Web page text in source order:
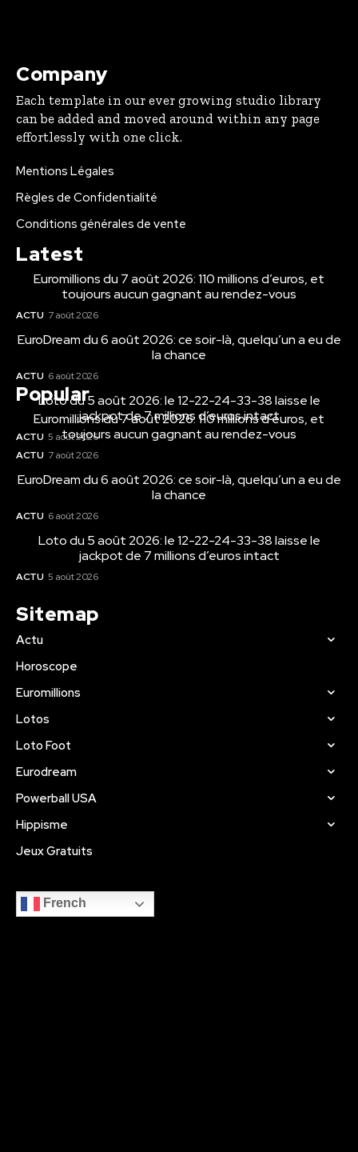
Company
Each template in our ever growing studio library
can be added and moved around within any page
effortlessly with one click.
Mentions Légales
Règles de Confidentialité
Conditions générales de vente
Latest
Euromillions du 7 août 2026: 110 millions d’euros, et
toujours aucun gagnant au rendez-vous
ACTU 7 août 2026
EuroDream du 6 août 2026: ce soir-là, quelqu’un a eu de
la chance
ACTU 6 août 2026
Loto du 5 août 2026: le 12-22-24-33-38 laisse le
jackpot de 7 millions d’euros intact
ACTU 5 août 2026
Popular
Euromillions du 7 août 2026: 110 millions d’euros, et
toujours aucun gagnant au rendez-vous
ACTU 7 août 2026
EuroDream du 6 août 2026: ce soir-là, quelqu’un a eu de
la chance
ACTU 6 août 2026
Loto du 5 août 2026: le 12-22-24-33-38 laisse le
jackpot de 7 millions d’euros intact
ACTU 5 août 2026
Sitemap
Actu
Horoscope
Euromillions
Lotos
Loto Foot
Eurodream
Powerball USA
Hippisme
Jeux Gratuits
French